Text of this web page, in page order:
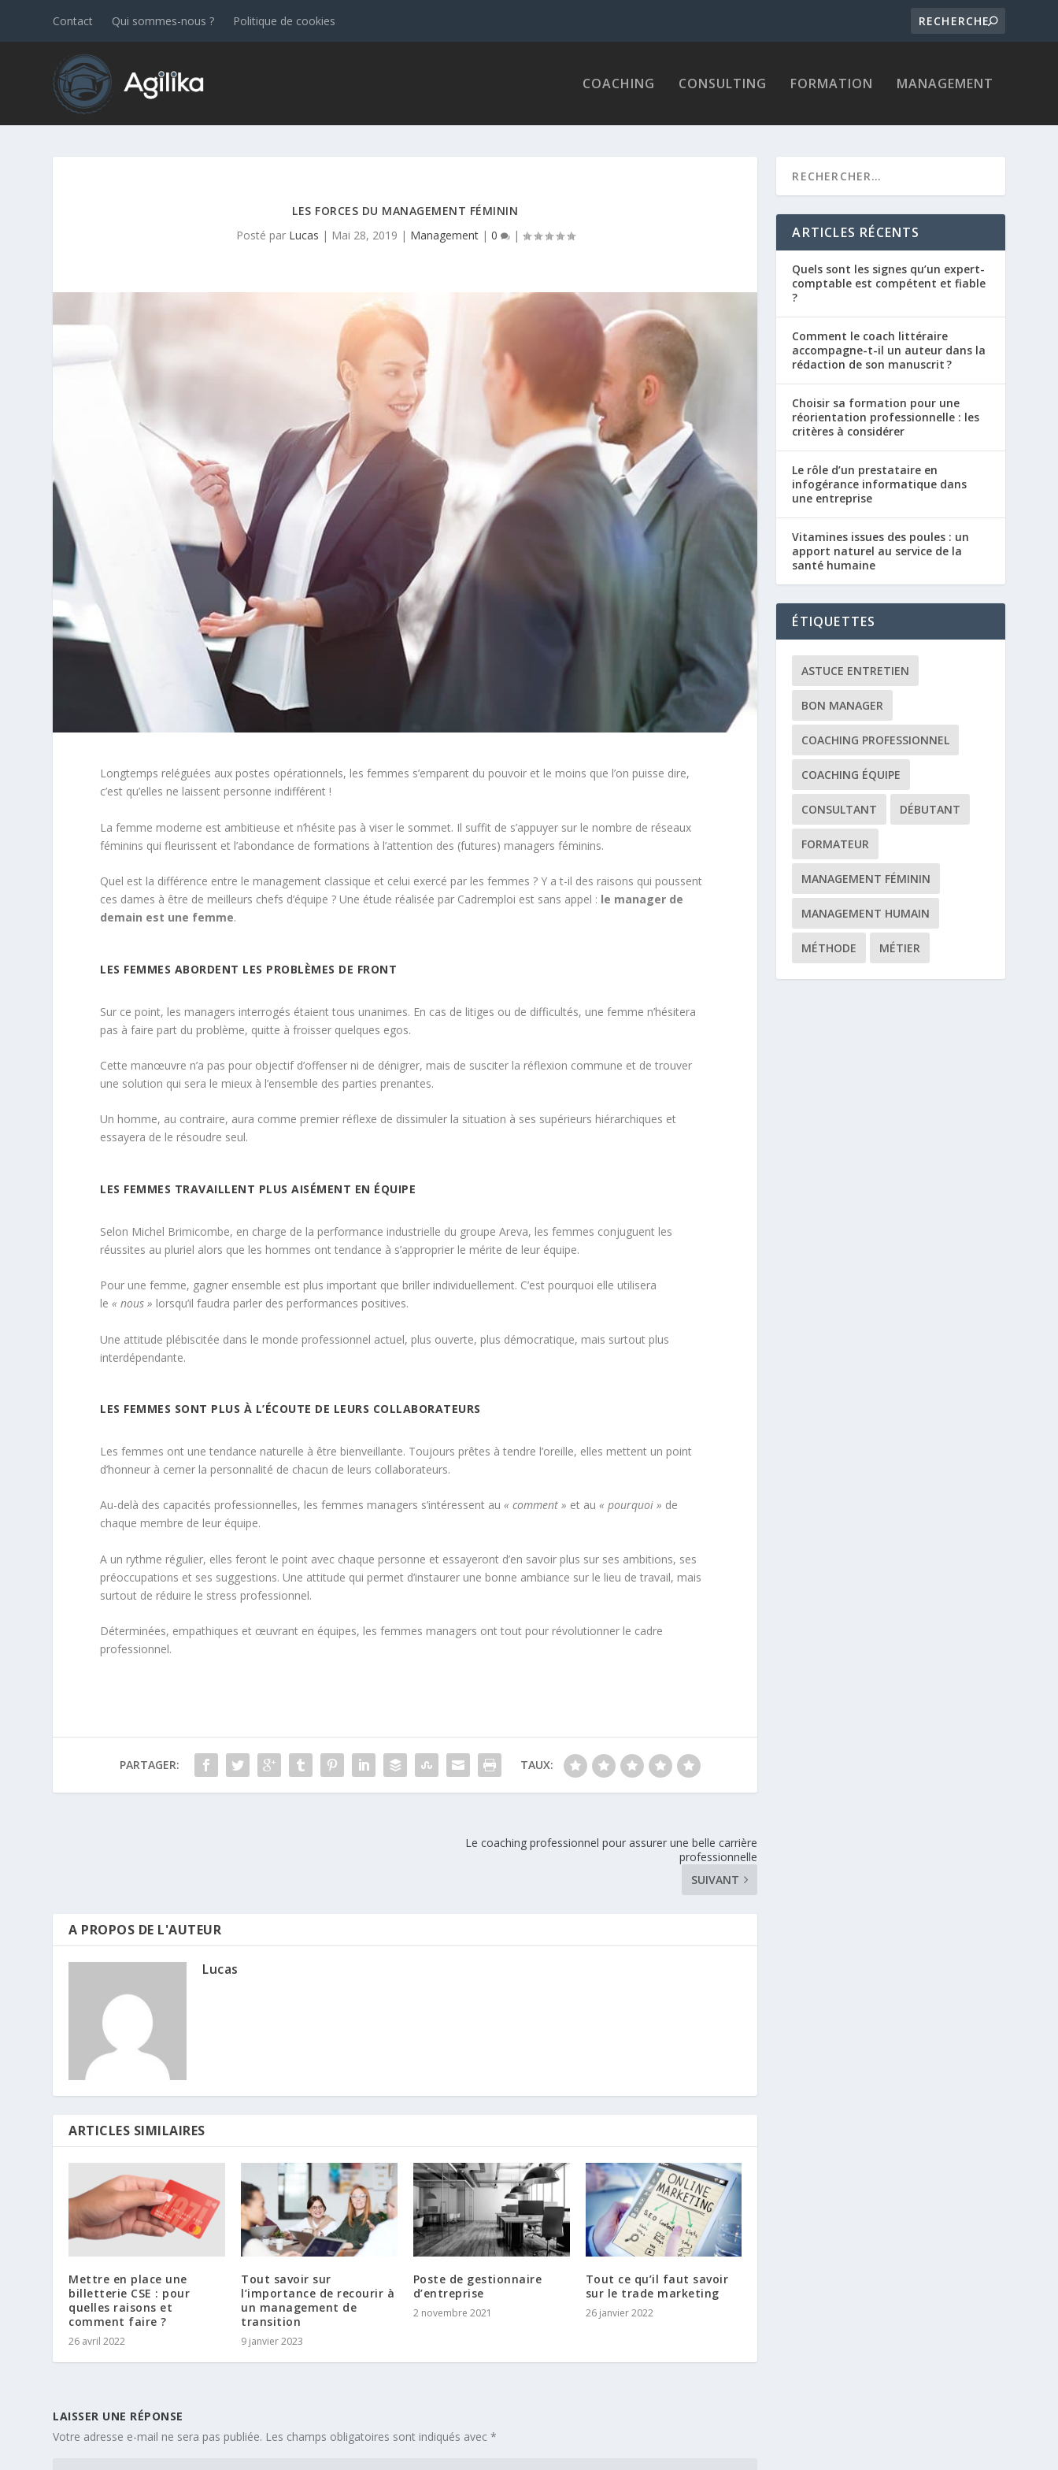
Contact Qui sommes-nous ? Politique de cookies
COACHING CONSULTING FORMATION MANAGEMENT
LES FORCES DU MANAGEMENT FÉMININ
Posté par Lucas | Mai 28, 2019 | Management| 0 |
Longtemps reléguées aux postes opérationnels, les femmes s’emparent du pouvoir et le moins que l’on puisse dire,
c’est qu’elles ne laissent personne indifférent !
La femme moderne est ambitieuse et n’hésite pas à viser le sommet. Il suffit de s’appuyer sur le nombre de réseaux
féminins qui fleurissent et l’abondance de formations à l’attention des (futures) managers féminins.
Quel est la différence entre le management classique et celui exercé par les femmes ? Y a t-il des raisons qui poussent
ces dames à être de meilleurs chefs d’équipe ? Une étude réalisée par Cadremploi est sans appel : le manager de
demain est une femme.
LES FEMMES ABORDENT LES PROBLÈMES DE FRONT
Sur ce point, les managers interrogés étaient tous unanimes. En cas de litiges ou de difficultés, une femme n’hésitera
pas à faire part du problème, quitte à froisser quelques egos.
Cette manœuvre n’a pas pour objectif d’offenser ni de dénigrer, mais de susciter la réflexion commune et de trouver
une solution qui sera le mieux à l’ensemble des parties prenantes.
Un homme, au contraire, aura comme premier réflexe de dissimuler la situation à ses supérieurs hiérarchiques et
essayera de le résoudre seul.
LES FEMMES TRAVAILLENT PLUS AISÉMENT EN ÉQUIPE
Selon Michel Brimicombe, en charge de la performance industrielle du groupe Areva, les femmes conjuguent les
réussites au pluriel alors que les hommes ont tendance à s’approprier le mérite de leur équipe.
Pour une femme, gagner ensemble est plus important que briller individuellement. C’est pourquoi elle utilisera
le« nous » lorsqu’il faudra parler des performances positives.
Une attitude plébiscitée dans le monde professionnel actuel, plus ouverte, plus démocratique, mais surtout plus
interdépendante.
LES FEMMES SONT PLUS À L’ÉCOUTE DE LEURS COLLABORATEURS
Les femmes ont une tendance naturelle à être bienveillante. Toujours prêtes à tendre l’oreille, elles mettent un point
d’honneur à cerner la personnalité de chacun de leurs collaborateurs.
Au-delà des capacités professionnelles, les femmes managers s’intéressent au« comment » et au« pourquoi » de
chaque membre de leur équipe.
A un rythme régulier, elles feront le point avec chaque personne et essayeront d’en savoir plus sur ses ambitions, ses
préoccupations et ses suggestions. Une attitude qui permet d’instaurer une bonne ambiance sur le lieu de travail, mais
surtout de réduire le stress professionnel.
Déterminées, empathiques et œuvrant en équipes, les femmes managers ont tout pour révolutionner le cadre
professionnel.
PARTAGER: TAUX:
Le coaching professionnel pour assurer une belle carrière
professionnelle
SUIVANT
A PROPOS DE L'AUTEUR
Lucas
ARTICLES SIMILAIRES
Mettre en place une
billetterie CSE : pour
quelles raisons et
comment faire ?
26 avril 2022
Tout savoir sur
l’importance de recourir à
un management de
transition
9 janvier 2023
Poste de gestionnaire
d’entreprise
2 novembre 2021
Tout ce qu’il faut savoir
sur le trade marketing
26 janvier 2022
LAISSER UNE RÉPONSE
Votre adresse e-mail ne sera pas publiée. Les champs obligatoires sont indiqués avec*
ARTICLES RÉCENTS
Quels sont les signes qu’un expert-
comptable est compétent et fiable
?
Comment le coach littéraire
accompagne-t-il un auteur dans la
rédaction de son manuscrit ?
Choisir sa formation pour une
réorientation professionnelle : les
critères à considérer
Le rôle d’un prestataire en
infogérance informatique dans
une entreprise
Vitamines issues des poules : un
apport naturel au service de la
santé humaine
ÉTIQUETTES
ASTUCE ENTRETIEN
BON MANAGER
COACHING PROFESSIONNEL
COACHING ÉQUIPE
CONSULTANT DÉBUTANT
FORMATEUR
MANAGEMENT FÉMININ
MANAGEMENT HUMAIN
MÉTHODE MÉTIER